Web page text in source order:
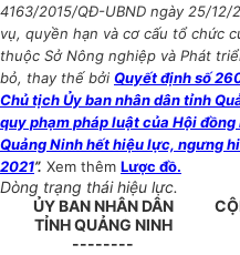
4163/2015/QĐ-UBND ngày 25/
vụ, quyền hạn và cơ cấu tổ chức
thuộc Sở Nông nghiệp và Phát
bỏ, thay thế bởi Quyết định số
Chủ tịch Ủy ban nhân dân tỉnh
quy phạm pháp luật của Hội
Quảng Ninh hết hiệu lực, ngưng
2021”. Xem thêm Lược đồ.
Dòng trạng thái hiệu lực.
ỦY BAN NHÂN DÂN
TỈNH QUẢNG NINH
--------